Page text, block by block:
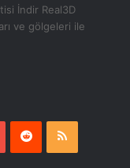
İndir Real3D
ve gölgeleri ile
RedditRSS